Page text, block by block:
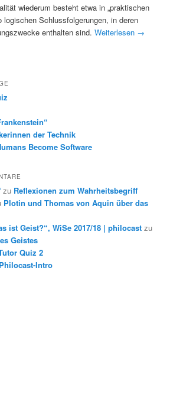
wiederum besteht etwa in „praktischen
logischen Schlussfolgerungen, in deren
enthalten sind.Weiterlesen →
der Technik
Become Software
zu Reflexionen zum Wahrheitsbegriff
Plotin und Thomas von Aquin über das
ist Geist?“, WiSe 2017/18 | philocast zu
Geistes
Quiz 2
Philocast-Intro